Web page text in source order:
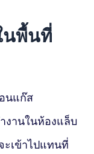
นพื้นที่
นแก๊ส
งานในห้องแล็บ
ะเข้าไปแทนที่